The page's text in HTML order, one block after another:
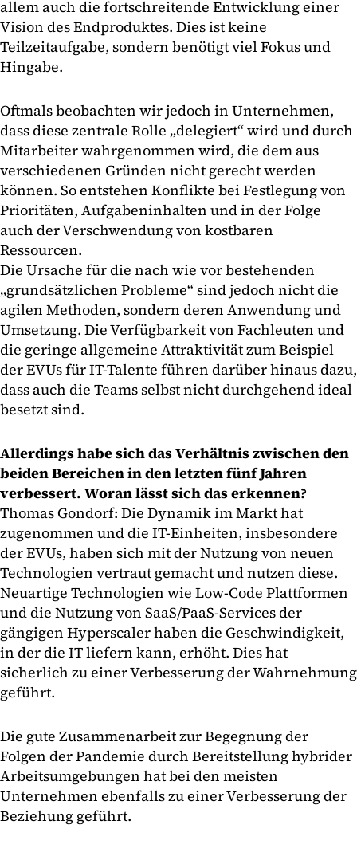
allem auch die fortschreitende Entwicklung einer
Vision des Endproduktes. Dies ist keine
Teilzeitaufgabe, sondern benötigt viel Fokus und
Hingabe.
Oftmals beobachten wir jedoch in Unternehmen,
dass diese zentrale Rolle „delegiert“ wird und durch
Mitarbeiter wahrgenommen wird, die dem aus
verschiedenen Gründen nicht gerecht werden
können. So entstehen Konflikte bei Festlegung von
Prioritäten, Aufgabeninhalten und in der Folge
auch der Verschwendung von kostbaren
Ressourcen.
Die Ursache für die nach wie vor bestehenden
„grundsätzlichen Probleme“ sind jedoch nicht die
agilen Methoden, sondern deren Anwendung und
Umsetzung. Die Verfügbarkeit von Fachleuten und
die geringe allgemeine Attraktivität zum Beispiel
der EVUs für IT-Talente führen darüber hinaus dazu,
dass auch die Teams selbst nicht durchgehend ideal
besetzt sind.
Allerdings habe sich das Verhältnis zwischen den
beiden Bereichen in den letzten fünf Jahren
verbessert. Woran lässt sich das erkennen?
Thomas Gondorf: Die Dynamik im Markt hat
zugenommen und die IT-Einheiten, insbesondere
der EVUs, haben sich mit der Nutzung von neuen
Technologien vertraut gemacht und nutzen diese.
Neuartige Technologien wie Low-Code Plattformen
und die Nutzung von SaaS/PaaS-Services der
gängigen Hyperscaler haben die Geschwindigkeit,
in der die IT liefern kann, erhöht. Dies hat
sicherlich zu einer Verbesserung der Wahrnehmung
geführt.
Die gute Zusammenarbeit zur Begegnung der
Folgen der Pandemie durch Bereitstellung hybrider
Arbeitsumgebungen hat bei den meisten
Unternehmen ebenfalls zu einer Verbesserung der
Beziehung geführt.